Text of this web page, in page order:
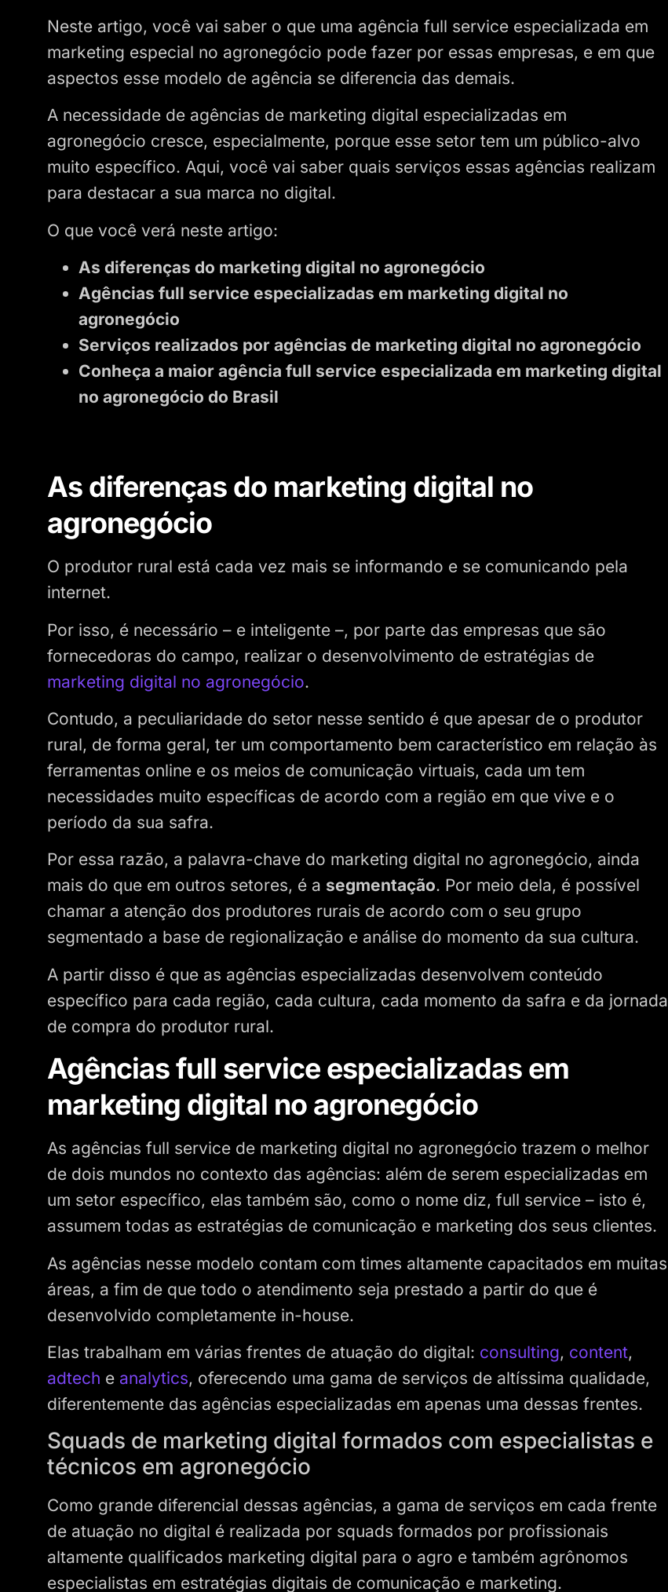
Neste artigo, você vai saber o que uma agência full service especializada em
marketing especial no agronegócio pode fazer por essas empresas, e em que
aspectos esse modelo de agência se diferencia das demais.
A necessidade de agências de marketing digital especializadas em
agronegócio cresce, especialmente, porque esse setor tem um público-alvo
muito específico. Aqui, você vai saber quais serviços essas agências realizam
para destacar a sua marca no digital.
O que você verá neste artigo:
As diferenças do marketing digital no agronegócio
Agências full service especializadas em marketing digital no
agronegócio
Serviços realizados por agências de marketing digital no agronegócio
Conheça a maior agência full service especializada em marketing digital
no agronegócio do Brasil
As diferenças do marketing digital no
agronegócio
O produtor rural está cada vez mais se informando e se comunicando pela
internet.
Por isso, é necessário – e inteligente –, por parte das empresas que são
fornecedoras do campo, realizar o desenvolvimento de estratégias de
marketing digital no agronegócio.
Contudo, a peculiaridade do setor nesse sentido é que apesar de o produtor
rural, de forma geral, ter um comportamento bem característico em relação às
ferramentas online e os meios de comunicação virtuais, cada um tem
necessidades muito específicas de acordo com a região em que vive e o
período da sua safra.
Por essa razão, a palavra-chave do marketing digital no agronegócio, ainda
mais do que em outros setores, é a segmentação. Por meio dela, é possível
chamar a atenção dos produtores rurais de acordo com o seu grupo
segmentado a base de regionalização e análise do momento da sua cultura.
A partir disso é que as agências especializadas desenvolvem conteúdo
específico para cada região, cada cultura, cada momento da safra e da jornada
de compra do produtor rural.
Agências full service especializadas em
marketing digital no agronegócio
As agências full service de marketing digital no agronegócio trazem o melhor
de dois mundos no contexto das agências: além de serem especializadas em
um setor específico, elas também são, como o nome diz, full service – isto é,
assumem todas as estratégias de comunicação e marketing dos seus clientes.
As agências nesse modelo contam com times altamente capacitados em muitas
áreas, a fim de que todo o atendimento seja prestado a partir do que é
desenvolvido completamente in-house.
Elas trabalham em várias frentes de atuação do digital: consulting, content,
adtech e analytics, oferecendo uma gama de serviços de altíssima qualidade,
diferentemente das agências especializadas em apenas uma dessas frentes.
Squads de marketing digital formados com especialistas e
técnicos em agronegócio
Como grande diferencial dessas agências, a gama de serviços em cada frente
de atuação no digital é realizada por squads formados por profissionais
altamente qualificados marketing digital para o agro e também agrônomos
especialistas em estratégias digitais de comunicação e marketing.